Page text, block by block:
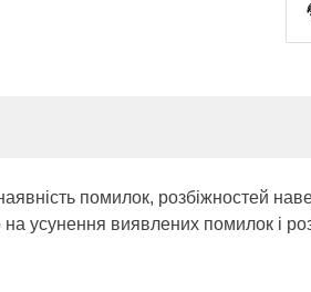
помилок, розбіжностей
усунення виявлених помилок і